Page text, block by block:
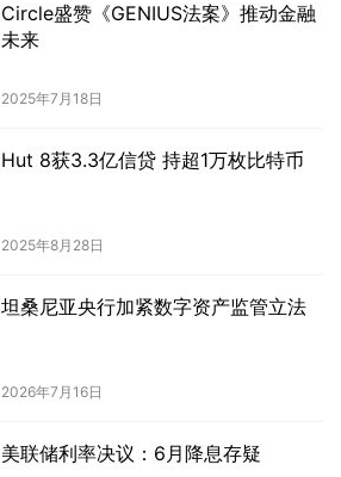
Circle盛赞《GENIUS法案》推动金融
未来
2025年7月18日
Hut 8获3.3亿信贷 持超1万枚比特币
2025年8月28日
坦桑尼亚央行加紧数字资产监管立法
2026年7月16日
美联储利率决议：6月降息存疑